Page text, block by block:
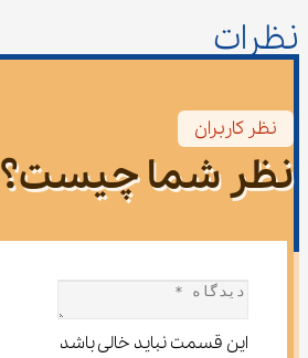
نظرات
نظر کاربران
نظر شما چیست؟
این قسمت نباید خالی باشد